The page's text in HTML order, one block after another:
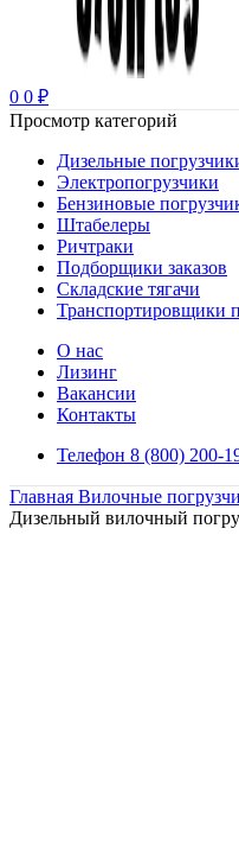
0 0 ₽
Просмотр категорий
Дизельные
Электропогрузчики
Бензиновые
Штабелеры
Ричтраки
Подборщики заказов
Складские тягачи
Транспортировщики
О нас
Лизинг
Вакансии
Контакты
Телефон 8 (800) 200-
Главная Вилочные
Дизельный вилочный